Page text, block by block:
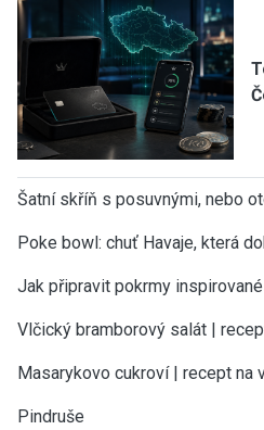
Šatní skříň s posuvnými, nebo
Poke bowl: chuť Havaje, která
Jak připravit pokrmy
Vlčický bramborový salát |
Masarykovo cukroví | recept na
Pindruše